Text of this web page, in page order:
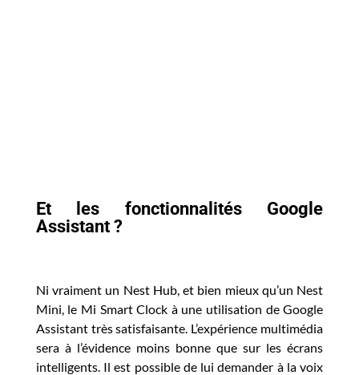
Et les fonctionnalités Google
Assistant ?
Ni vraiment un Nest Hub, et bien mieux qu’un Nest
Mini, le Mi Smart Clock à une utilisation de Google
Assistant très satisfaisante. L’expérience multimédia
sera à l’évidence moins bonne que sur les écrans
intelligents. Il est possible de lui demander à la voix